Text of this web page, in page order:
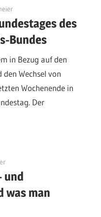
des
Bundes
in Bezug auf den
Wechsel von
Wochenende in
Der
und
was man